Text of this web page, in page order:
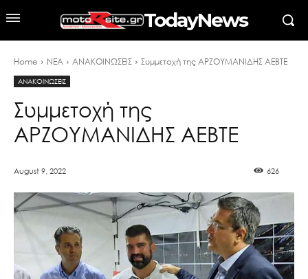
TodayNews
Home ΝΕΑ ΑΝΑΚΟΙΝΩΣΕΙΣ Συμμετοχή της ΑΡΖΟΥΜΑΝΙΔΗΣ ΑΕΒΤΕ
ΑΝΑΚΟΙΝΩΣΕΙΣ
Συμμετοχή της
ΑΡΖΟΥΜΑΝΙΔΗΣ ΑΕΒΤΕ
August 9, 2022 626